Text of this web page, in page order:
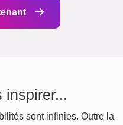
inspirer...
sont infinies. Outre la